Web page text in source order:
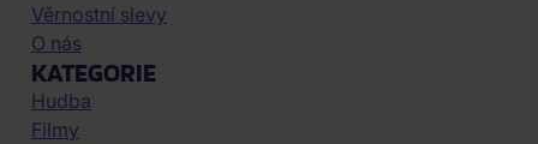
Věrnostní slevy
O nás
KATEGORIE
Hudba
Filmy